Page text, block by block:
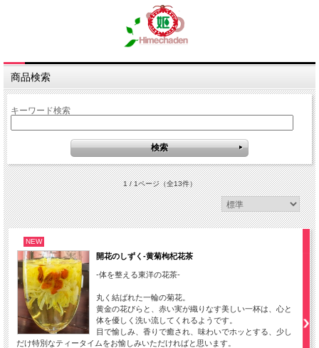
商品検索
キーワード検索
1 / 1ページ（全13件）
NEW
開花のしずく-黄菊枸杞花茶
-体を整える東洋の花茶-
丸く結ばれた一輪の菊花。
黄金の花びらと、赤い実が織りなす美しい一杯は、心と
体を優しく洗い流してくれるようです。
目で愉しみ、香りで癒され、味わいでホッとする、少し
だけ特別なティータイムをお愉しみいただければと思います。